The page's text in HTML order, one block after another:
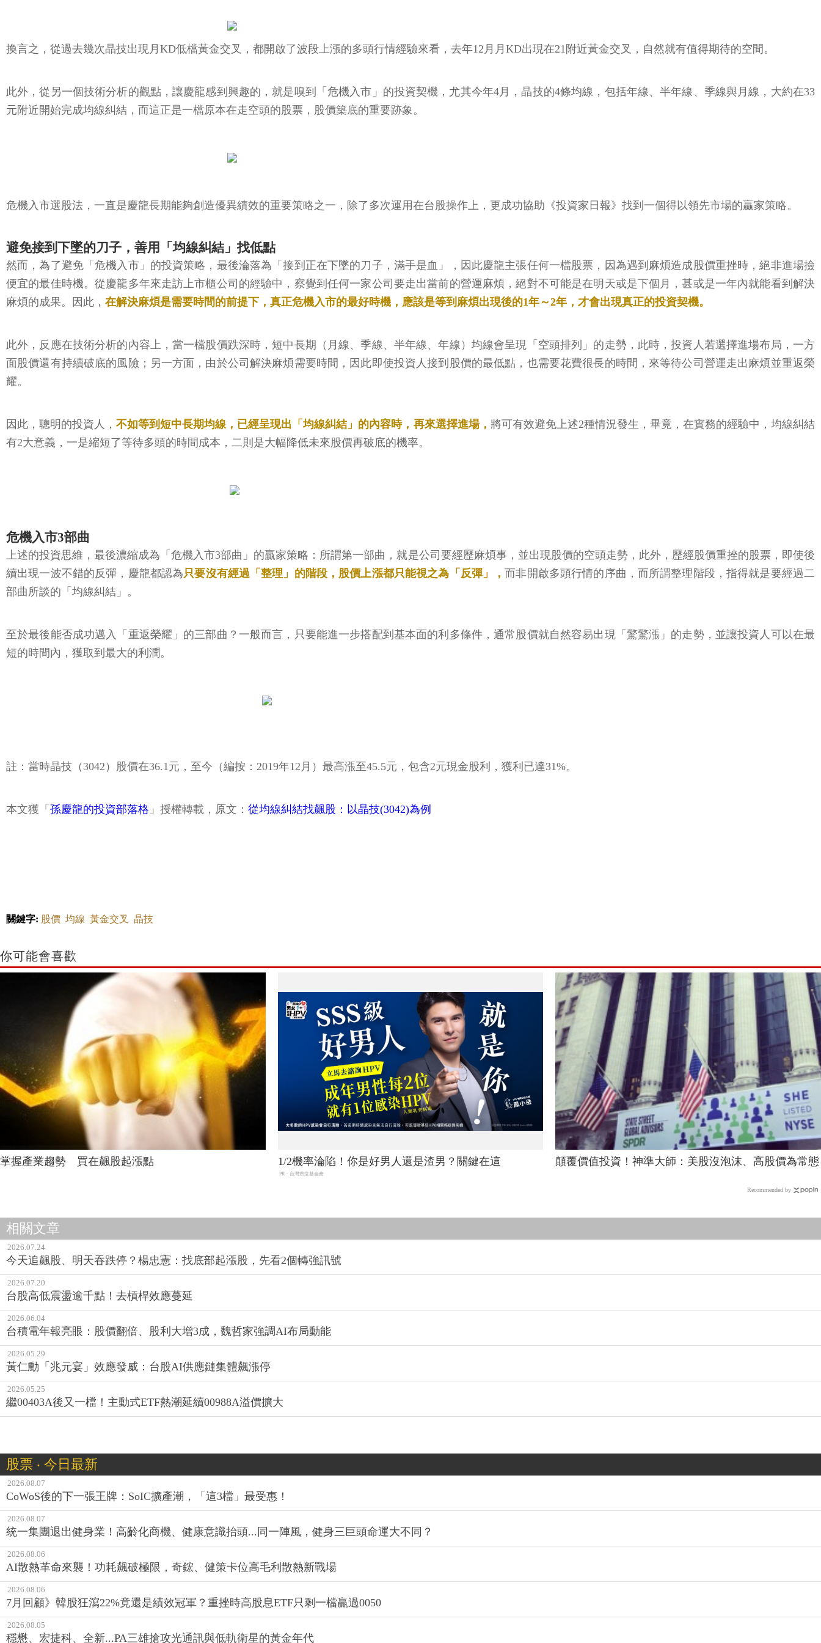
換言之，從過去幾次晶技出現月KD低檔黃金交叉，都開啟了波段上漲的多頭行情經驗來看，去年12月月KD出現在21附近黃金交叉，自然就有值得期待的空間。
此外，從另一個技術分析的觀點，讓慶龍感到興趣的，就是嗅到「危機入市」的投資契機，尤其今年4月，晶技的4條均線，包括年線、半年線、季線與月線，大約在33
元附近開始完成均線糾結，而這正是一檔原本在走空頭的股票，股價築底的重要跡象。
危機入市選股法，一直是慶龍長期能夠創造優異績效的重要策略之一，除了多次運用在台股操作上，更成功協助《投資家日報》找到一個得以領先市場的贏家策略。
避免接到下墜的刀子，善用「均線糾結」找低點
然而，為了避免「危機入市」的投資策略，最後淪落為「接到正在下墜的刀子，滿手是血」，因此慶龍主張任何一檔股票，因為遇到麻煩造成股價重挫時，絕非進場撿
便宜的最佳時機。從慶龍多年來走訪上市櫃公司的經驗中，察覺到任何一家公司要走出當前的營運麻煩，絕對不可能是在明天或是下個月，甚或是一年內就能看到解決
麻煩的成果。因此， 在解決麻煩是需要時間的前提下，真正危機入市的最好時機，應該是等到麻煩出現後的1年～2年，才會出現真正的投資契機。
此外，反應在技術分析的內容上，當一檔股價跌深時，短中長期（月線、季線、半年線、年線）均線會呈現「空頭排列」的走勢，此時，投資人若選擇進場布局，一方
面股價還有持續破底的風險；另一方面，由於公司解決麻煩需要時間，因此即使投資人接到股價的最低點，也需要花費很長的時間，來等待公司營運走出麻煩並重返榮
耀。
因此，聰明的投資人，不如等到短中長期均線，已經呈現出「均線糾結」的內容時，再來選擇進場， 將可有效避免上述2種情況發生，畢竟，在實務的經驗中，均線糾結
有2大意義，一是縮短了等待多頭的時間成本，二則是大幅降低未來股價再破底的機率。
危機入市3部曲
上述的投資思維，最後濃縮成為「危機入市3部曲」的贏家策略：所謂第一部曲，就是公司要經歷麻煩事，並出現股價的空頭走勢，此外，歷經股價重挫的股票，即使後
續出現一波不錯的反彈，慶龍都認為只要沒有經過「整理」的階段，股價上漲都只能視之為「反彈」，而非開啟多頭行情的序曲，而所謂整理階段，指得就是要經過二
部曲所談的「均線糾結」。
至於最後能否成功邁入「重返榮耀」的三部曲？一般而言，只要能進一步搭配到基本面的利多條件，通常股價就自然容易出現「驚驚漲」的走勢，並讓投資人可以在最
短的時間內，獲取到最大的利潤。
註：當時晶技（3042）股價在36.1元，至今（編按：2019年12月）最高漲至45.5元，包含2元現金股利，獲利已達31%。
本文獲「 孫慶龍的投資部落格 」授權轉載，原文： 從均線糾結找飆股：以晶技(3042)為例
關鍵字: 股價 均線 黃金交叉 晶技
你可能會喜歡
掌握產業趨勢 買在飆股起漲點 1/2機率淪陷！你是好男人還是渣男？關鍵在這
PR・台灣癌症基金會
顛覆價值投資！神準大師：美股沒泡沫、高股價為常態
Recommended by
相關文章
2026.07.24
今天追飆股、明天吞跌停？楊忠憲：找底部起漲股，先看2個轉強訊號
2026.07.20
台股高低震盪逾千點！去槓桿效應蔓延
2026.06.04
台積電年報亮眼：股價翻倍、股利大增3成，魏哲家強調AI布局動能
2026.05.29
黃仁勳「兆元宴」效應發威：台股AI供應鏈集體飆漲停
2026.05.25
繼00403A後又一檔！主動式ETF熱潮延續00988A溢價擴大
股票 ‧ 今日最新
2026.08.07
CoWoS後的下一張王牌：SoIC擴產潮，「這3檔」最受惠！
2026.08.07
統一集團退出健身業！高齡化商機、健康意識抬頭...同一陣風，健身三巨頭命運大不同？
2026.08.06
AI散熱革命來襲！功耗飆破極限，奇鋐、健策卡位高毛利散熱新戰場
2026.08.06
7月回顧》韓股狂瀉22%竟還是績效冠軍？重挫時高股息ETF只剩一檔贏過0050
2026.08.05
穩懋、宏捷科、全新...PA三雄搶攻光通訊與低軌衛星的黃金年代